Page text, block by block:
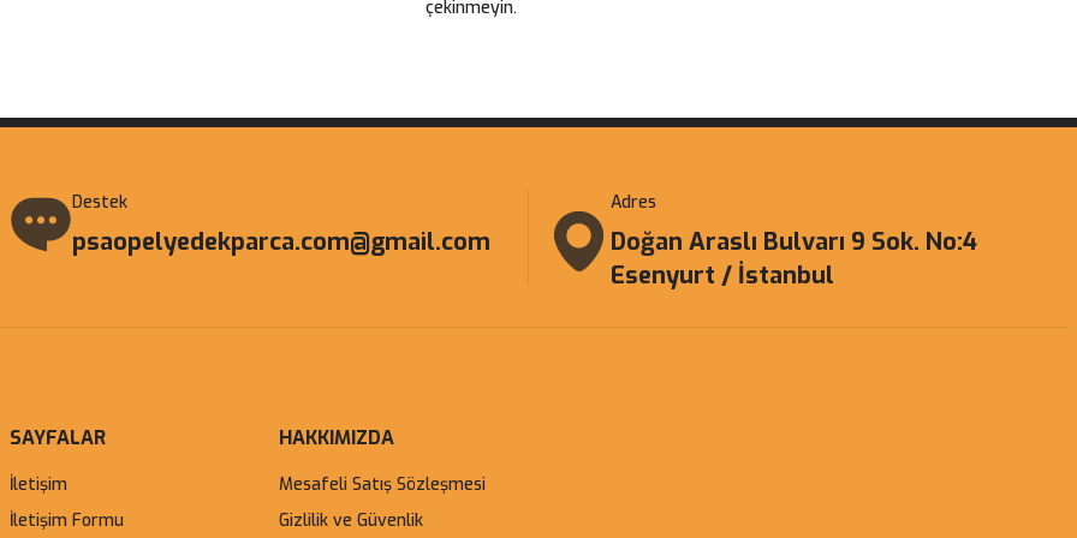
çekinmeyin.
Destek
psaopelyedekparca.com@gmail.com
Adres
Doğan Araslı Bulvarı 9 Sok. No:4
Esenyurt / İstanbul
SAYFALAR
İletişim
İletişim Formu
HAKKIMIZDA
Mesafeli Satış Sözleşmesi
Gizlilik ve Güvenlik